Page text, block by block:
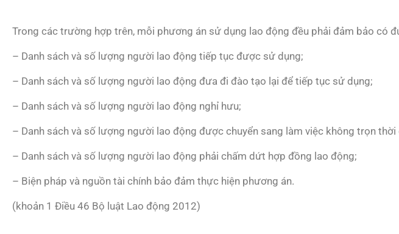
Trong các trường hợp trên, mỗi phương án sử dụng lao động đều phải đảm bảo có
– Danh sách và số lượng người lao động tiếp tục được sử dụng;
– Danh sách và số lượng người lao động đưa đi đào tạo lại để tiếp tục sử dụng;
– Danh sách và số lượng người lao động nghỉ hưu;
– Danh sách và số lượng người lao động được chuyển sang làm việc không trọn thời
– Danh sách và số lượng người lao động phải chấm dứt hợp đồng lao động;
– Biện pháp và nguồn tài chính bảo đảm thực hiện phương án.
(khoản 1 Điều 46 Bộ luật Lao động 2012)